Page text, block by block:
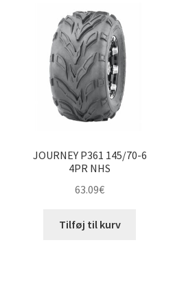
JOURNEY P361 145/70-6
4PR NHS
63.09€
Tilføj til kurv